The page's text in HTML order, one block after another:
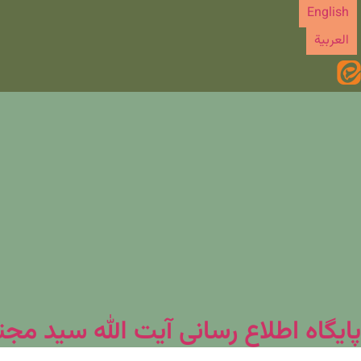
پرش
محتوا
English
العربیة
پایگاه اطلاع رسانی آیت الله سید